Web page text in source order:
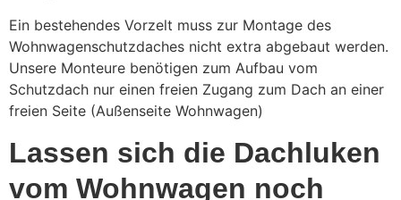
Ein bestehendes Vorzelt muss zur Montage des
Wohnwagenschutzdaches nicht extra abgebaut werden.
Unsere Monteure benötigen zum Aufbau vom
Schutzdach nur einen freien Zugang zum Dach an einer
freien Seite (Außenseite Wohnwagen)
Lassen sich die Dachluken
vom Wohnwagen noch